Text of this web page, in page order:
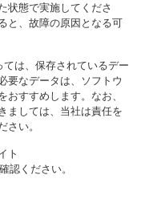
状態で実施してくださ
と、故障の原因となる可
は、保存されているデー
要なデータは、ソフトウ
おすすめします。なお、
ましては、当社は責任を
さい。
ト
認ください。